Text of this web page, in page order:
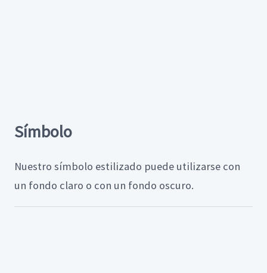
Símbolo
Nuestro símbolo estilizado puede utilizarse con
un fondo claro o con un fondo oscuro.